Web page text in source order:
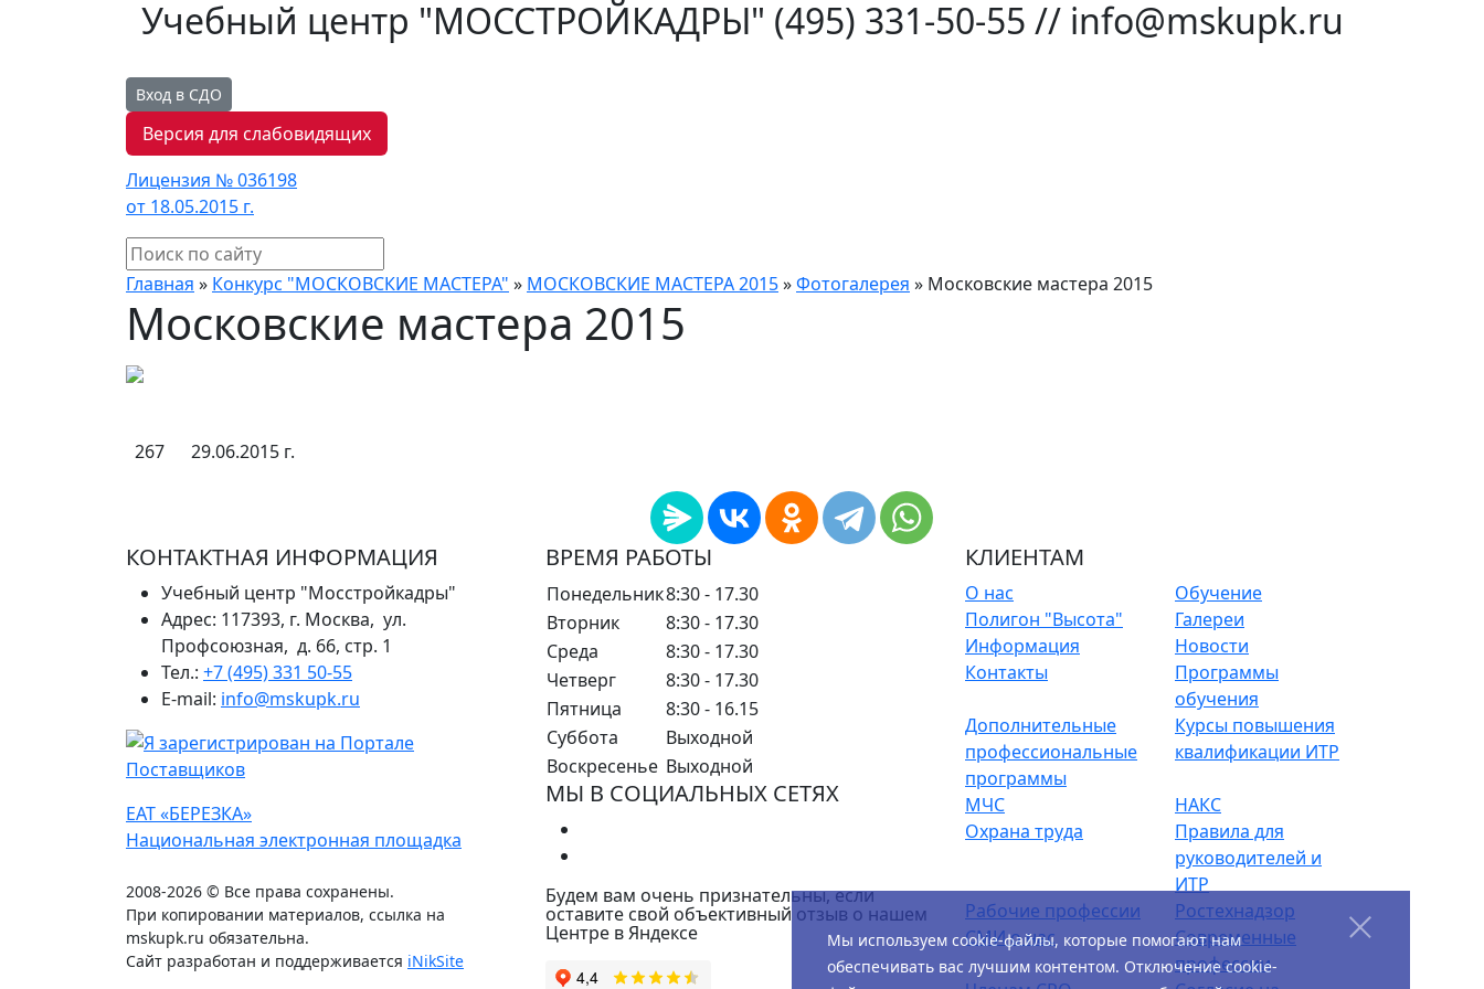
Учебный центр "МОССТРОЙКАДРЫ" (495) 331-50-55 // info@mskupk.ru
Вход в СДО
Версия для слабовидящих
Лицензия № 036198
от 18.05.2015 г.
Главная » Конкурс "МОСКОВСКИЕ МАСТЕРА" » МОСКОВСКИЕ МАСТЕРА 2015»Фотогалерея » Московские мастера 2015
Московские мастера 2015
267 29.06.2015 г.
КОНТАКТНАЯ ИНФОРМАЦИЯ
Учебный центр "Мосстройкадры"
Адрес: 117393, г. Москва, ул.
Профсоюзная, д. 66, стр. 1
Тел.: +7 (495) 331 50-55
E-mail: info@mskupk.ru
ЕАТ «БЕРЕЗКА»
Национальная электронная площадка
2008-2026 © Все права сохранены.
При копировании материалов, ссылка на
mskupk.ru обязательна.
Сайт разработан и поддерживается iNikSite
ВРЕМЯ РАБОТЫ
Понедельник8:30 - 17.30
Вторник
8:30 - 17.30
Среда
8:30 - 17.30
Четверг
8:30 - 17.30
Пятница
8:30 - 16.15
Суббота
Выходной
Воскресенье Выходной
МЫ В СОЦИАЛЬНЫХ СЕТЯХ
Будем вам очень признательны, если
оставите свой объективный отзыв о нашем
Центре в Яндексе
КЛИЕНТАМ
О нас
Обучение
Полигон "Высота"
Галереи
Информация
Новости
Контакты
Программы
обучения
Дополнительные
профессиональные
программы
Курсы повышения
квалификации ИТР
МЧС
НАКС
Охрана труда
Правила для
руководителей и
ИТР
Рабочие профессии
Ростехнадзор
СМИ о нас
Современные
профессии
Мы используем cookie-файлы, которые помогают нам
обеспечивать вас лучшим контентом. Отключение cookie-